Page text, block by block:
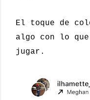
El toque de
algo con lo que
jugar.